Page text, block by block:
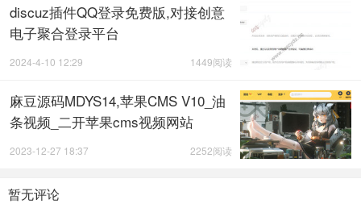
discuz插件QQ登录免费版,对接创意
电子聚合登录平台
1449阅读
2024-4-10 12:29
麻豆源码MDYS14,苹果CMS V10_油
条视频_二开苹果cms视频网站
2252阅读
2023-12-27 18:37
暂无评论